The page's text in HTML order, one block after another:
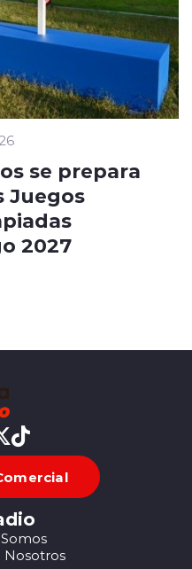
se prepara
Juegos
2027
Nosotros